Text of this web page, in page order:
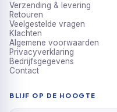
Verzending & levering
Retouren
Veelgestelde vragen
Klachten
Algemene voorwaarden
Privacyverklaring
Bedrijfsgegevens
Contact
BLIJF OP DE HOOGTE